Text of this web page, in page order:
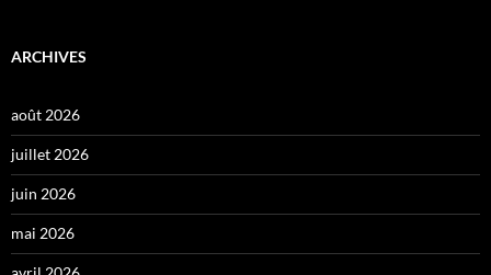
ARCHIVES
août 2026
juillet 2026
juin 2026
mai 2026